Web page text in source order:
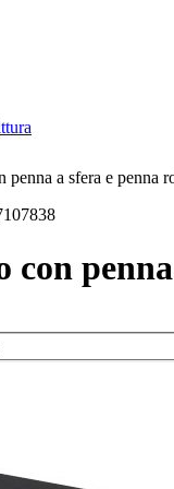
penna a sfera e
con